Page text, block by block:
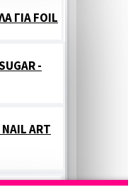
ΓΙΑ FOIL
-
ART